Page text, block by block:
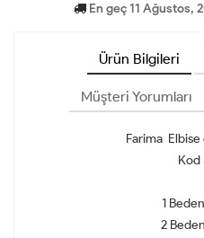
En geç 11 Ağustos,
Ürün Bilgileri
Müşteri Yorumları
Farima
Kod
1
2